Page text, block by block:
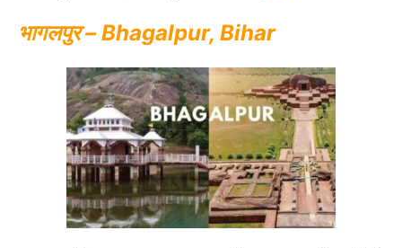
भागलपुर – Bhagalpur, Bihar